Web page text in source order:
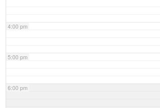
4:00 pm
5:00 pm
6:00 pm